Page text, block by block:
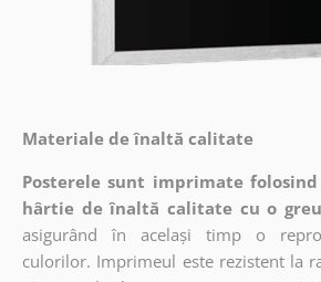
Materiale de înaltă calitate
Posterele sunt imprimate
hârtie de înaltă calitate cu o
asigurând în același timp o
culorilor. Imprimeul este rezistent la